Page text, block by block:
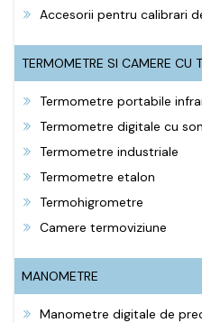
Accesorii pentru calibrari
TERMOMETRE SI CAMERE CU
Termometre portabile
Termometre digitale cu
Termometre industriale
Termometre etalon
Termohigrometre
Camere termoviziune
MANOMETRE
Manometre digitale de